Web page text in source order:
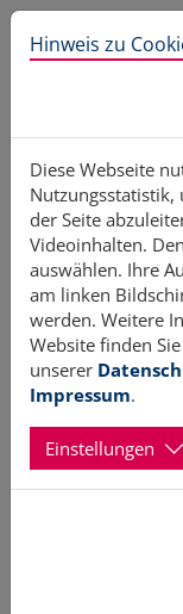
Direkt zur
Direkt zum Inhalt
vorherige
Hinweis zu
Diese Webseite
Nutzungsstatistik,
der Seite
Videoinhalten.
auswählen. Ihre
am linken
werden. Weitere
Website finden
unserer
Impressum.
Einstellungen